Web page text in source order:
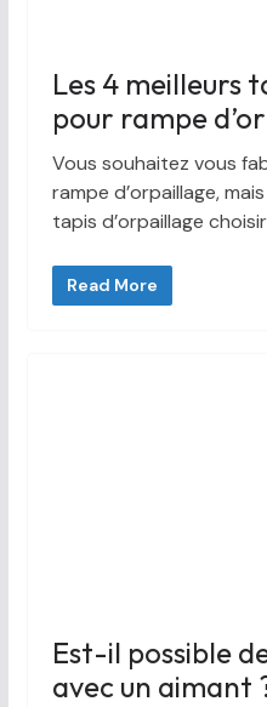
Les 4 meilleurs
pour rampe
Vous souhaitez vous
rampe d’orpaillage,
tapis d’orpaillage
Read More
Est-il possible
avec un aimant